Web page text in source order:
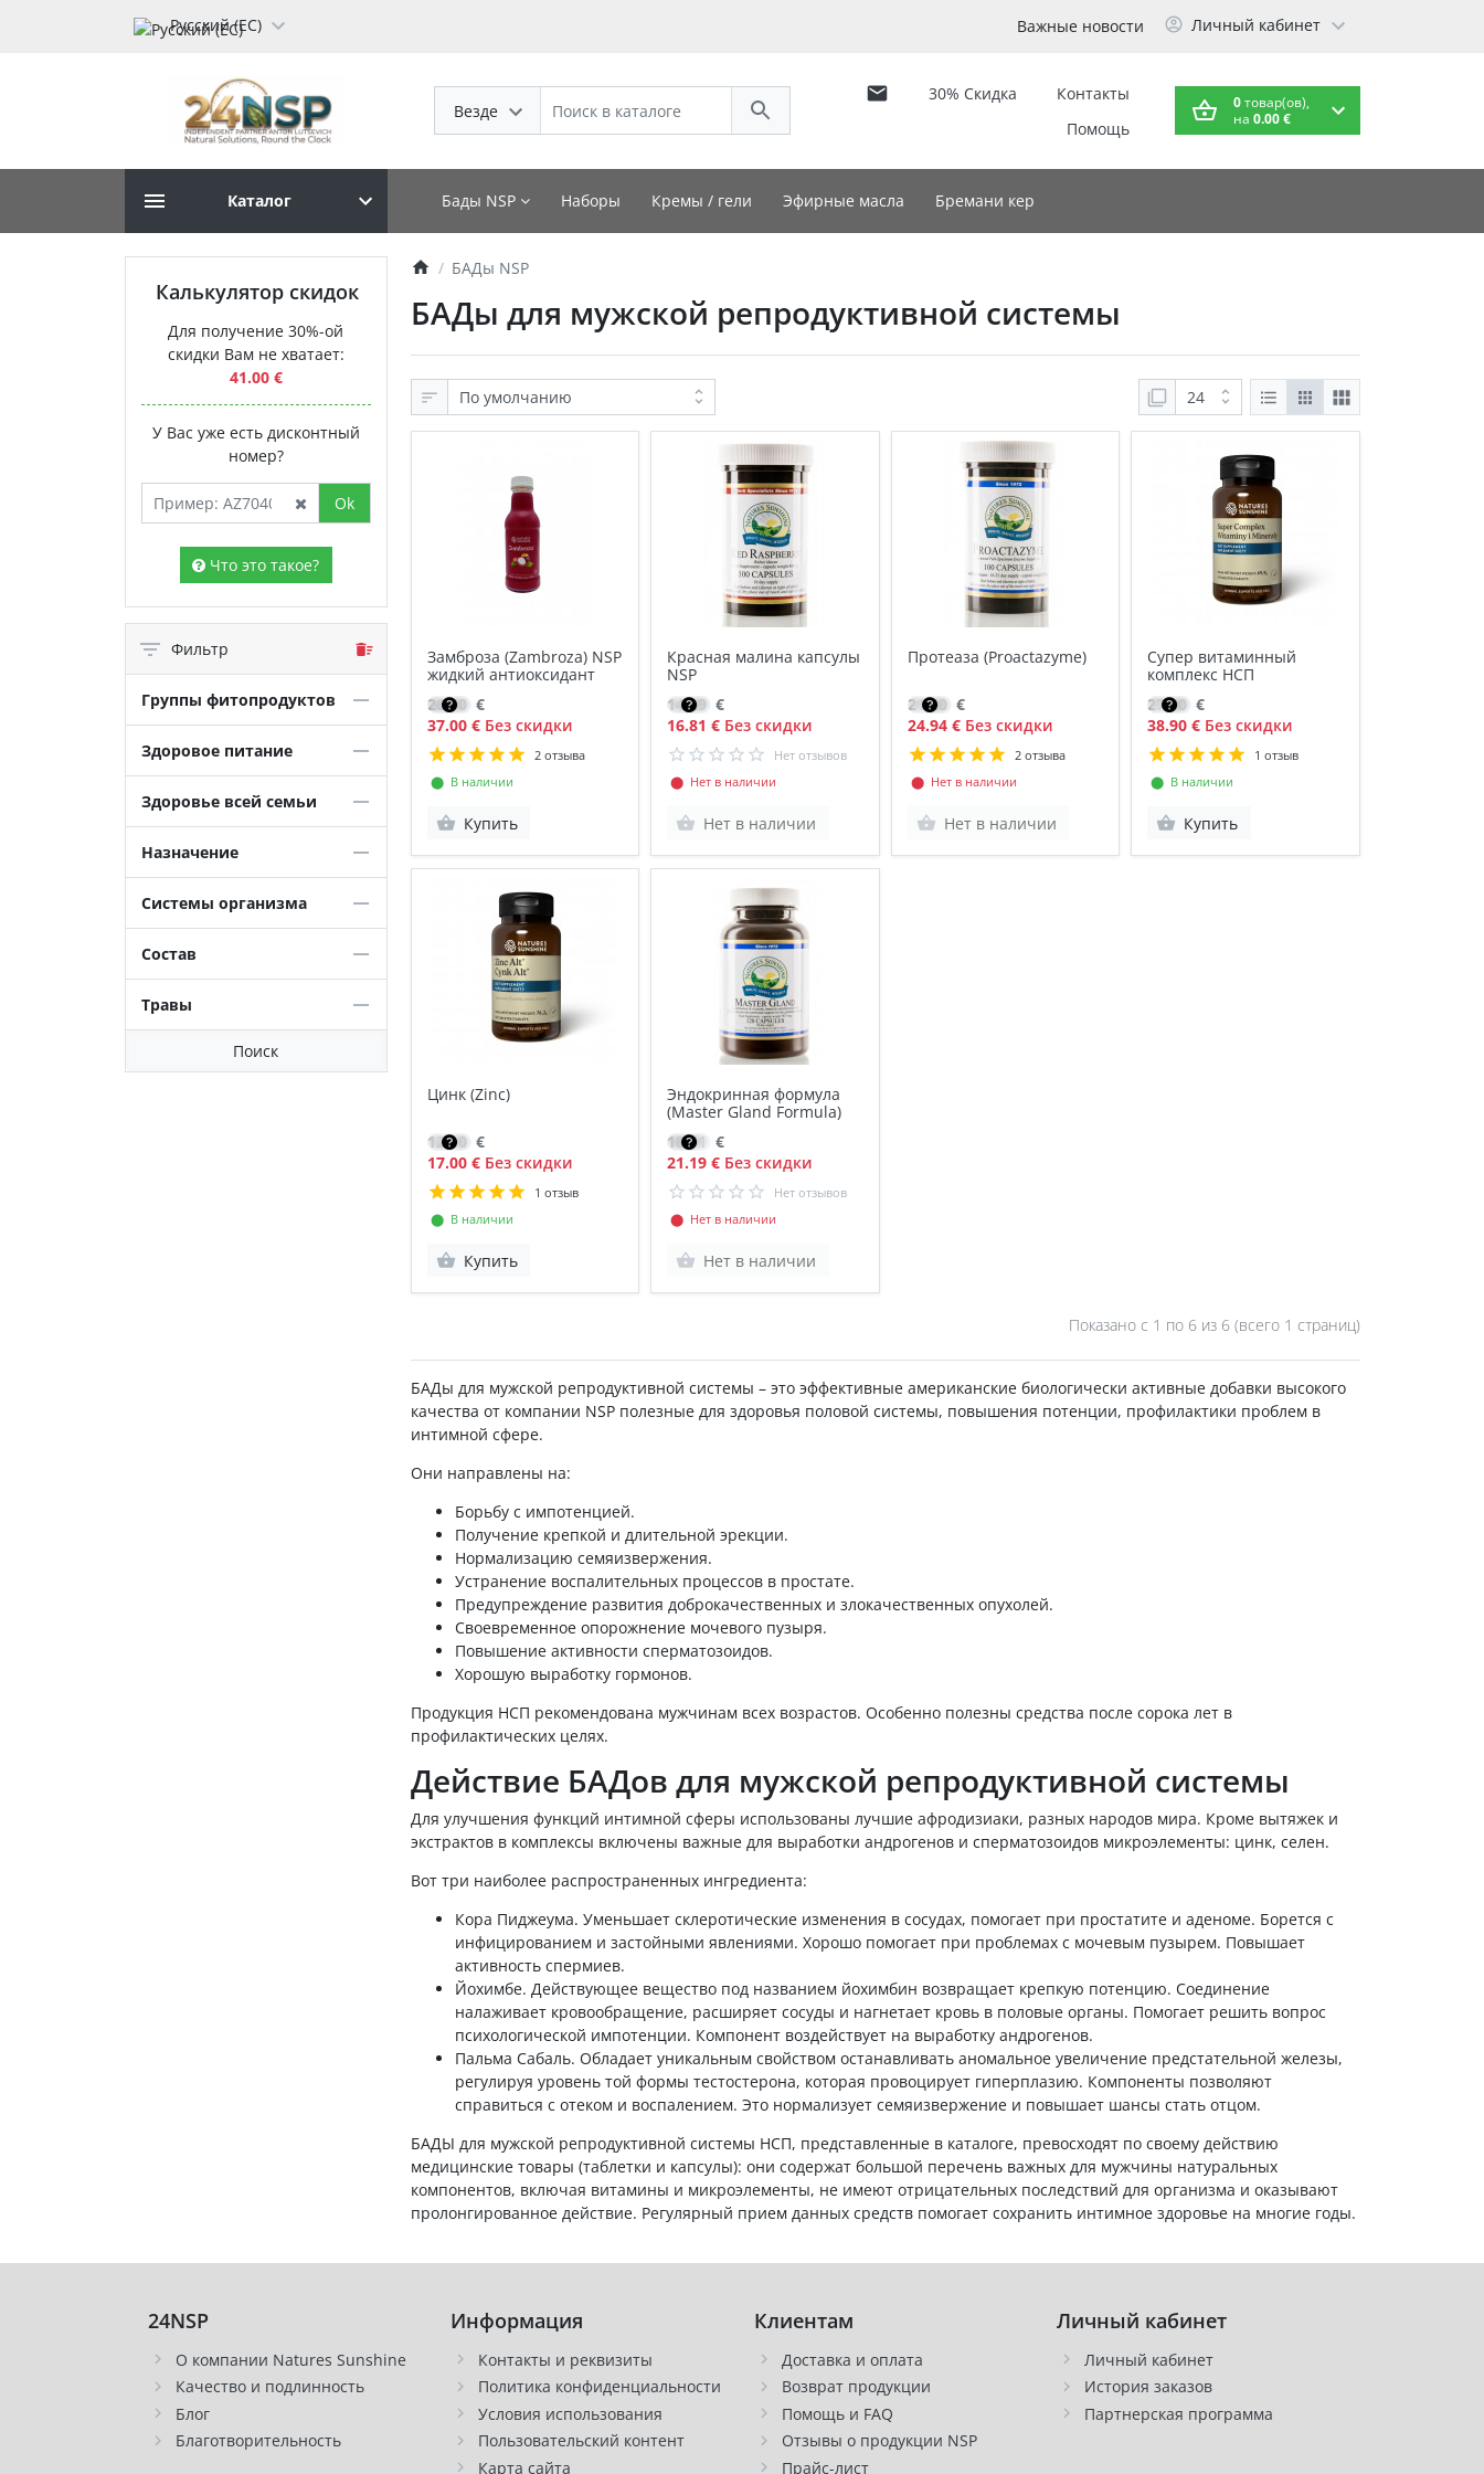
Русский (ЕС) Важные новости Личный кабинет
30% Скидка
Контакты
Помощь
Везде 0товар(ов),
на 0.00 €
Каталог Бады NSP Наборы Кремы / гели Эфирные масла Бремани кер
Калькулятор скидок
Для получение 30%-ой
скидки Вам не хватает:
41.00 €
У Вас уже есть дисконтный
номер?
Ok
Что это такое?
Фильтр
Группы фитопродуктов
Здоровое питание
Здоровье всей семьи
Назначение
Системы организма
Состав
Травы
Поиск
БАДы NSP
БАДы для мужской репродуктивной системы
Замброза (Zambroza) NSP
жидкий антиоксидант
26.50 €
37.00 €Без скидки
2 отзыва
⬤ В наличии
Купить
Красная малина капсулы
NSP
14.29 €
16.81 € Без скидки
Нет отзывов
⬤ Нет в наличии
Нет в наличии
Протеаза (Proactazyme)
21.20 €
24.94 €Без скидки
2 отзыва
⬤ Нет в наличии
Нет в наличии
Супер витаминный
комплекс НСП
27.80 €
38.90 € Без скидки
1 отзыв
⬤ В наличии
Купить
Цинк (Zinc)
12.10 €
17.00 €Без скидки
1 отзыв
⬤ В наличии
Купить
Эндокринная формула
(Master Gland Formula)
18.01 €
21.19 € Без скидки
Нет отзывов
⬤ Нет в наличии
Нет в наличии
Показано с 1 по 6из 6 (всего 1 страниц)
БАДы для мужской репродуктивной системы – это эффективные американские биологически активные добавки высокого
качества от компании NSP полезные для здоровья половой системы, повышения потенции, профилактики проблем в
интимной сфере.
Они направлены на:
Борьбу с импотенцией.
Получение крепкой и длительной эрекции.
Нормализацию семяизвержения.
Устранение воспалительных процессов в простате.
Предупреждение развития доброкачественных и злокачественных опухолей.
Своевременное опорожнение мочевого пузыря.
Повышение активности сперматозоидов.
Хорошую выработку гормонов.
Продукция НСП рекомендована мужчинам всех возрастов. Особенно полезны средства после сорока лет в
профилактических целях.
Действие БАДов для мужской репродуктивной системы
Для улучшения функций интимной сферы использованы лучшие афродизиаки, разных народов мира. Кроме вытяжек и
экстрактов в комплексы включены важные для выработки андрогенов и сперматозоидов микроэлементы: цинк, селен.
Вот три наиболее распространенных ингредиента:
Кора Пиджеума. Уменьшает склеротические изменения в сосудах, помогает при простатите и аденоме. Борется с
инфицированием и застойными явлениями. Хорошо помогает при проблемах с мочевым пузырем. Повышает
активность спермиев.
Йохимбе. Действующее вещество под названием йохимбин возвращает крепкую потенцию. Соединение
налаживает кровообращение, расширяет сосуды и нагнетает кровь в половые органы. Помогает решить вопрос
психологической импотенции. Компонент воздействует на выработку андрогенов.
Пальма Сабаль. Обладает уникальным свойством останавливать аномальное увеличение предстательной железы,
регулируя уровень той формы тестостерона, которая провоцирует гиперплазию. Компоненты позволяют
справиться с отеком и воспалением. Это нормализует семяизвержение и повышает шансы стать отцом.
БАДЫ для мужской репродуктивной системы НСП, представленные в каталоге, превосходят по своему действию
медицинские товары (таблетки и капсулы): они содержат большой перечень важных для мужчины натуральных
компонентов, включая витамины и микроэлементы, не имеют отрицательных последствий для организма и оказывают
пролонгированное действие. Регулярный прием данных средств помогает сохранить интимное здоровье на многие годы.
24NSP
О компании Natures Sunshine
Качество и подлинность
Блог
Благотворительность
Информация
Контакты и реквизиты
Политика конфиденциальности
Условия использования
Пользовательский контент
Карта сайта
Клиентам
Доставка и оплата
Возврат продукции
Помощь и FAQ
Отзывы о продукции NSP
Прайс-лист
Личный кабинет
Личный кабинет
История заказов
Партнерская программа